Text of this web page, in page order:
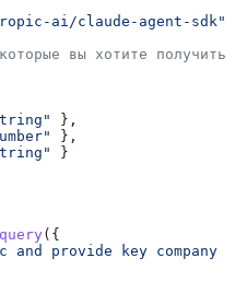
ai/claude-agent-sdk"
вы хотите получить
},
},
}
({
and provide key company